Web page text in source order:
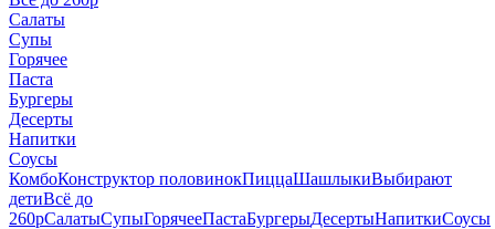
Салаты
Супы
Горячее
Паста
Бургеры
Десерты
Напитки
Соусы
КомбоКонструктор половинокПиццаШашлыкиВыбирают
детиВсё до
260рСалатыСупыГорячееПастаБургерыДесертыНапиткиСоусы